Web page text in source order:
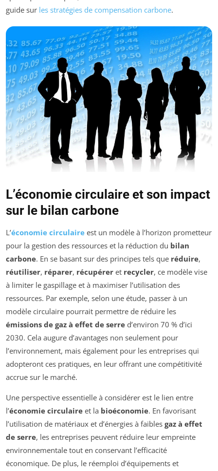
guide sur les stratégies de compensation carbone.
L’économie circulaire et son impact
sur le bilan carbone
L’économie circulaire est un modèle à l’horizon prometteur
pour la gestion des ressources et la réduction du bilan
carbone. En se basant sur des principes tels que réduire,
réutiliser, réparer, récupérer et recycler, ce modèle vise
à limiter le gaspillage et à maximiser l’utilisation des
ressources. Par exemple, selon une étude, passer à un
modèle circulaire pourrait permettre de réduire les
émissions de gaz à effet de serre d’environ 70 % d’ici
2030. Cela augure d’avantages non seulement pour
l’environnement, mais également pour les entreprises qui
adopteront ces pratiques, en leur offrant une compétitivité
accrue sur le marché.
Une perspective essentielle à considérer est le lien entre
l’économie circulaire et la bioéconomie. En favorisant
l’utilisation de matériaux et d’énergies à faibles gaz à effet
de serre, les entreprises peuvent réduire leur empreinte
environnementale tout en conservant l’efficacité
économique. De plus, le réemploi d’équipements et